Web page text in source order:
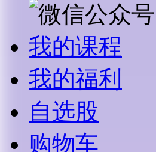
我的课程
我的福利
自选股
购物车